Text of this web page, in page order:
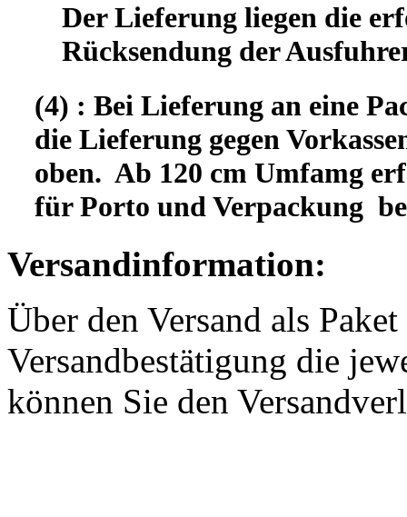
Der Lieferung liegen die
Rücksendung der
(4) : Bei Lieferung an eine
die Lieferung gegen
oben. Ab 120 cm Umfamg
für Porto und Verpackung
Versandinformation:
Über den Versand als
Versandbestätigung die
können Sie den